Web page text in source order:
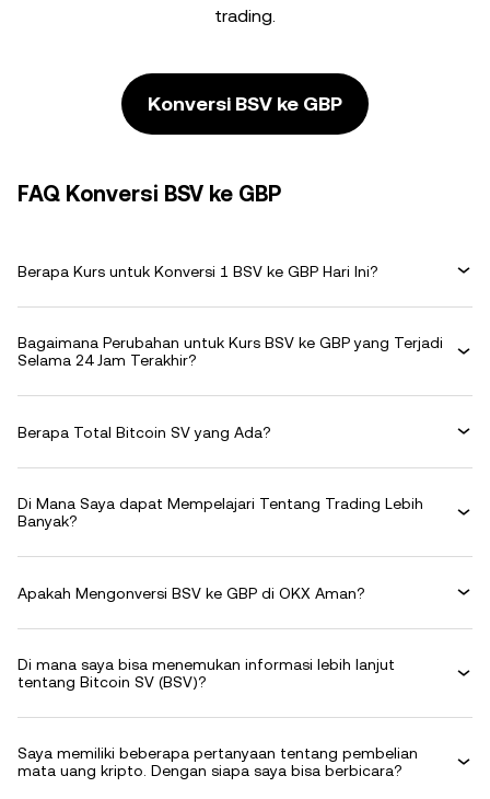
trading.
Konversi BSV ke GBP
FAQ Konversi BSV ke GBP
Berapa Kurs untuk Konversi 1 BSV ke GBP Hari Ini?
Bagaimana Perubahan untuk Kurs BSV ke GBP yang Terjadi
Selama 24 Jam Terakhir?
Berapa Total Bitcoin SV yang Ada?
Di Mana Saya dapat Mempelajari Tentang Trading Lebih
Banyak?
Apakah Mengonversi BSV ke GBP di OKX Aman?
Di mana saya bisa menemukan informasi lebih lanjut
tentang Bitcoin SV (BSV)?
Saya memiliki beberapa pertanyaan tentang pembelian
mata uang kripto. Dengan siapa saya bisa berbicara?